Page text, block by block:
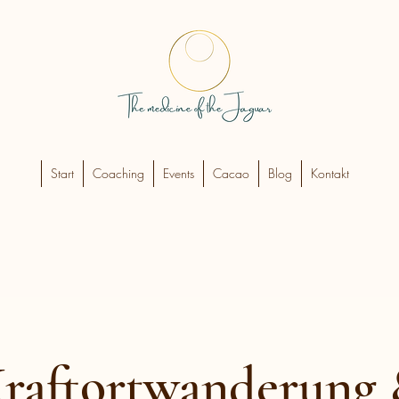
Start Coaching Events Cacao Blog Kontakt